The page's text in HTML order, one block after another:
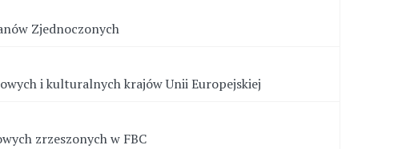
Zjednoczonych
i kulturalnych krajów Unii Europejskiej
zrzeszonych w FBC